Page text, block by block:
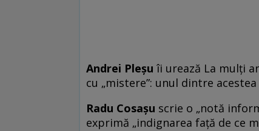
Andrei Pleşu îi urează La mulţi
cu „mistere”: unul dintre
Radu Cosaşu scrie o „notă
exprimă „indignarea faţă de ce